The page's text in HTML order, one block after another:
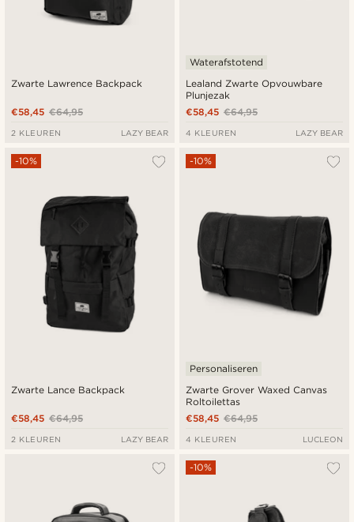
Zwarte Lawrence Backpack
€64,95
€58,45
2 KLEUREN LAZY BEAR
Lealand Zwarte Opvouwbare
Plunjezak
Waterafstotend
€64,95
€58,45
4 KLEUREN LAZY BEAR
Zwarte Lance Backpack
-10%
€64,95
€58,45
2 KLEUREN LAZY BEAR
Zwarte Grover Waxed Canvas
Roltoilettas
-10%
Personaliseren
€64,95
€58,45
4 KLEUREN LUCLEON
-10%